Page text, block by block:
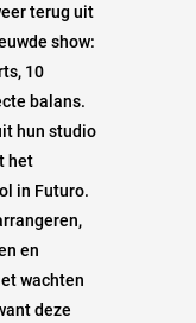
terug uit
show:
10
balans.
hun studio
het
in Futuro.
en
wachten
deze